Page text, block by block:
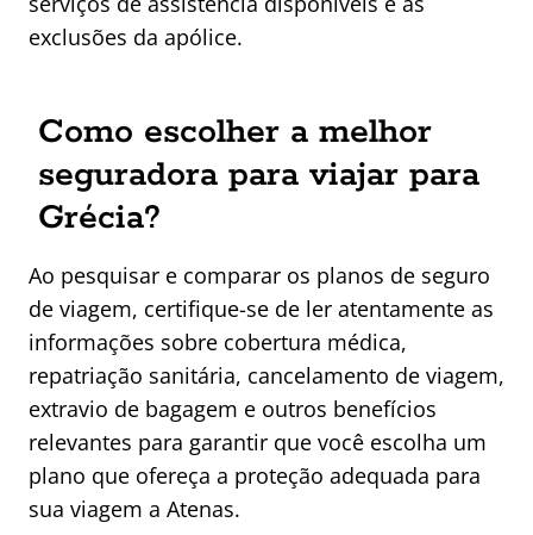
exclusões da apólice.
Como escolher a melhor
seguradora para viajar para
Grécia?
Ao pesquisar e comparar os planos de seguro
de viagem, certifique-se de ler atentamente as
informações sobre cobertura médica,
repatriação sanitária, cancelamento de viagem,
extravio de bagagem e outros benefícios
relevantes para garantir que você escolha um
plano que ofereça a proteção adequada para
sua viagem a Atenas.